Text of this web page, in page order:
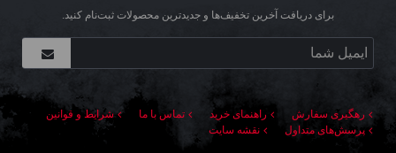
برای دریافت آخرین تخفیف‌ها و جدیدترین محصولات ثبت‌نام کنید.
رهگیری سفارش راهنمای خرید تماس با ما
شرایط و قوانین
پرسش‌های متداول
نقشه سایت